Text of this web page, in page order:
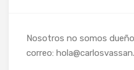
Nosotros no somos
correo: